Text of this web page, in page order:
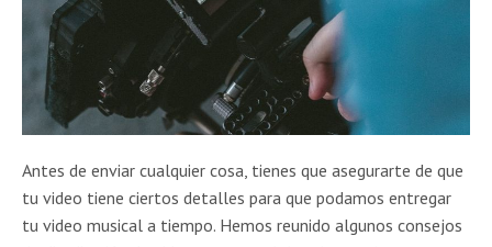
Antes de enviar cualquier cosa, tienes que asegurarte de que
tu video tiene ciertos detalles para que podamos entregar
tu video musical a tiempo. Hemos reunido algunos consejos